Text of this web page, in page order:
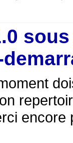
sous
encore